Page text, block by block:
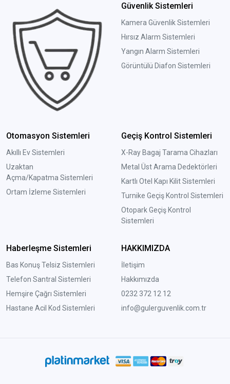
Güvenlik Sistemleri
Kamera Güvenlik Sistemleri
Hırsız Alarm Sistemleri
Yangın Alarm Sistemleri
Görüntülü Diafon Sistemleri
Otomasyon Sistemleri
Akıllı Ev Sistemleri
Uzaktan
Açma/Kapatma Sistemleri
Ortam İzleme Sistemleri
Geçiş Kontrol Sistemleri
X-Ray Bagaj Tarama Cihazları
Metal Üst Arama Dedektörleri
Kartlı Otel Kapı Kilit Sistemleri
Turnike Geçiş Kontrol Sistemleri
Otopark Geçiş Kontrol
Sistemleri
Haberleşme Sistemleri
Bas Konuş Telsiz Sistemleri
Telefon Santral Sistemleri
Hemşire Çağrı Sistemleri
Hastane Acil Kod Sistemleri
HAKKIMIZDA
İletişim
Hakkımızda
0232 372 12 12
info@gulerguvenlik.com.tr